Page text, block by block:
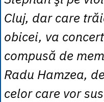
Cluj, dar care
obicei, va
compusă de
Radu Hamzea,
celor care vor